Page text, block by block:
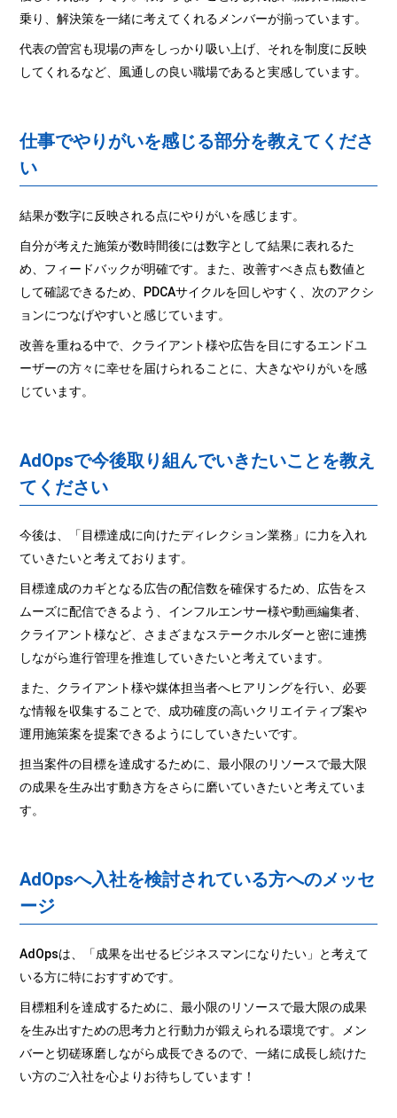
乗り、解決策を一緒に考えてくれるメンバーが揃っています。
代表の曽宮も現場の声をしっかり吸い上げ、それを制度に反映
してくれるなど、風通しの良い職場であると実感しています。
仕事でやりがいを感じる部分を教えてくださ
い
結果が数字に反映される点にやりがいを感じます。
自分が考えた施策が数時間後には数字として結果に表れるた
め、フィードバックが明確です。また、改善すべき点も数値と
して確認できるため、PDCAサイクルを回しやすく、次のアクシ
ョンにつなげやすいと感じています。
改善を重ねる中で、クライアント様や広告を目にするエンドユ
ーザーの方々に幸せを届けられることに、大きなやりがいを感
じています。
AdOpsで今後取り組んでいきたいことを教え
てください
今後は、「目標達成に向けたディレクション業務」に力を入れ
ていきたいと考えております。
目標達成のカギとなる広告の配信数を確保するため、広告をス
ムーズに配信できるよう、インフルエンサー様や動画編集者、
クライアント様など、さまざまなステークホルダーと密に連携
しながら進行管理を推進していきたいと考えています。
また、クライアント様や媒体担当者へヒアリングを行い、必要
な情報を収集することで、成功確度の高いクリエイティブ案や
運用施策案を提案できるようにしていきたいです。
担当案件の目標を達成するために、最小限のリソースで最大限
の成果を生み出す動き方をさらに磨いていきたいと考えていま
す。
AdOpsへ入社を検討されている方へのメッセ
ージ
AdOpsは、「成果を出せるビジネスマンになりたい」と考えて
いる方に特におすすめです。
目標粗利を達成するために、最小限のリソースで最大限の成果
を生み出すための思考力と行動力が鍛えられる環境です。メン
バーと切磋琢磨しながら成長できるので、一緒に成長し続けた
い方のご入社を心よりお待ちしています！